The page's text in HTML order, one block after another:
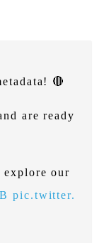
🔴
are ready
explore our
pic.twitter.